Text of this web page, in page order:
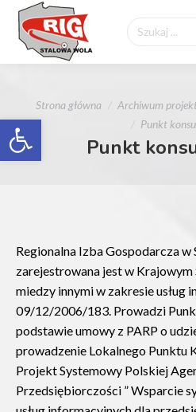
Otwórz pasek narzędzi
Szukaj:
Jesteś tutaj:
Strona główna Archiwum
Punkt
Punkt
Regionalna Izba Gospodarcza
zarejestrowana jest w Krajowym
miedzy innymi w zakresie usług
09/12/2006/183. Prowadzi
podstawie umowy z PARP o
prowadzenie Lokalnego Punktu
Projekt Systemowy Polskiej
Przedsiębiorczości ” Wsparcie